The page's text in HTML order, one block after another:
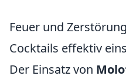
Feuer und
Cocktails effektiv
Der Einsatz von